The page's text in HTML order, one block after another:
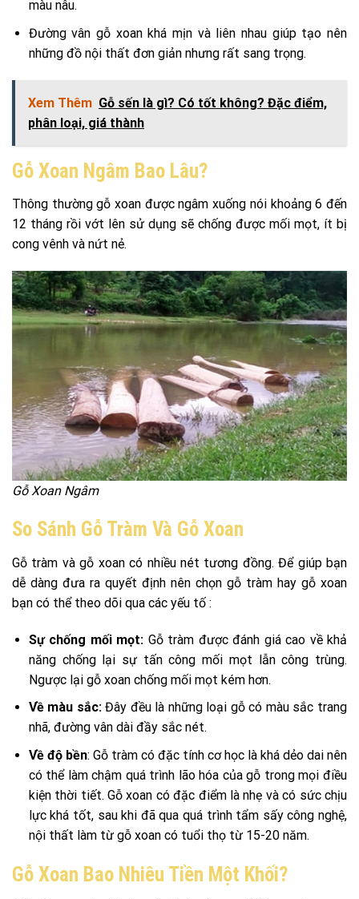
màu nâu.
Đường vân gỗ xoan khá mịn và liên nhau giúp tạo nên
những đồ nội thất đơn giản nhưng rất sang trọng.
Xem Thêm Gỗ sến là gì? Có tốt không? Đặc điểm,
phân loại, giá thành
Gỗ Xoan Ngâm Bao Lâu?
Thông thường gỗ xoan được ngâm xuống nói khoảng 6 đến
12 tháng rồi vớt lên sử dụng sẽ chống được mối mọt, ít bị
cong vênh và nứt nẻ.
Gỗ Xoan Ngâm
So Sánh Gỗ Tràm Và Gỗ Xoan
Gỗ tràm và gỗ xoan có nhiều nét tương đồng. Để giúp bạn
dễ dàng đưa ra quyết định nên chọn gỗ tràm hay gỗ xoan
bạn có thể theo dõi qua các yếu tố :
Sự chống mối mọt: Gỗ tràm được đánh giá cao về khả
năng chống lại sự tấn công mối mọt lẫn công trùng.
Ngược lại gỗ xoan chống mối mọt kém hơn.
Về màu sắc:Đây đều là những loại gỗ có màu sắc trang
nhã, đường vân dài đầy sắc nét.
Về độ bền: Gỗ tràm có đặc tính cơ học là khá dẻo dai nên
có thể làm chậm quá trình lão hóa của gỗ trong mọi điều
kiện thời tiết. Gỗ xoan có đặc điểm là nhẹ và có sức chịu
lực khá tốt, sau khi đã qua quá trình tẩm sấy công nghệ,
nội thất làm từ gỗ xoan có tuổi thọ từ 15-20 năm.
Gỗ Xoan Bao Nhiêu Tiền Một Khối?